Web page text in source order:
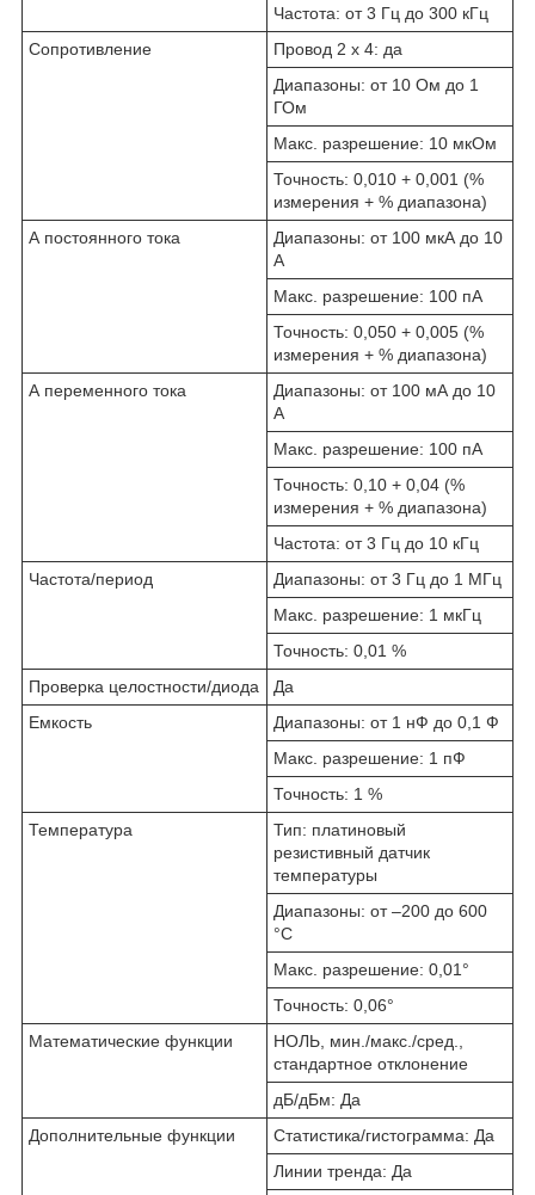
Частота: от 3 Гц до 300 кГц
Сопротивление
Провод 2 х 4: да
Диапазоны: от 10 Ом до 1
ГОм
Макс. разрешение: 10 мкОм
Точность: 0,010 + 0,001 (%
измерения + % диапазона)
А постоянного тока
Диапазоны: от 100 мкА до 10
А
Макс. разрешение: 100 пА
Точность: 0,050 + 0,005 (%
измерения + % диапазона)
А переменного тока
Диапазоны: от 100 мА до 10
А
Макс. разрешение: 100 пА
Точность: 0,10 + 0,04 (%
измерения + % диапазона)
Частота: от 3 Гц до 10 кГц
Частота/период
Диапазоны: от 3 Гц до 1 МГц
Макс. разрешение: 1 мкГц
Точность: 0,01 %
Проверка целостности/диода
Да
Емкость
Диапазоны: от 1 нФ до 0,1 Ф
Макс. разрешение: 1 пФ
Точность: 1 %
Температура
Тип: платиновый
резистивный датчик
температуры
Диапазоны: от –200 до 600
°C
Макс. разрешение: 0,01°
Точность: 0,06°
Математические функции
НОЛЬ, мин./макс./сред.,
стандартное отклонение
дБ/дБм: Да
Дополнительные функции
Статистика/гистограмма: Да
Линии тренда: Да